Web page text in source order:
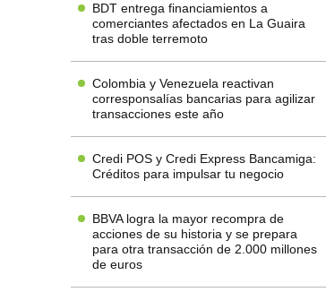
BDT entrega financiamientos a
comerciantes afectados en La Guaira
tras doble terremoto
Colombia y Venezuela reactivan
corresponsalías bancarias para agilizar
transacciones este año
Credi POS y Credi Express Bancamiga:
Créditos para impulsar tu negocio
BBVA logra la mayor recompra de
acciones de su historia y se prepara
para otra transacción de 2.000 millones
de euros